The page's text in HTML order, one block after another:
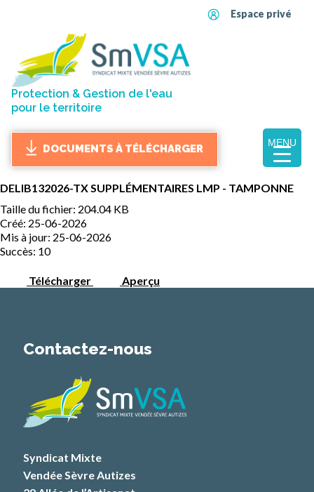
Espace privé
Protection & Gestion de l'eau
pour le territoire
DOCUMENTS À TÉLÉCHARGER
MENU
DELIB132026-TX SUPPLÉMENTAIRES LMP - TAMPONNE
Taille du fichier: 204.04 KB
Créé: 25-06-2026
Mis à jour: 25-06-2026
Succès: 10
Télécharger Aperçu
Contactez-nous
Syndicat Mixte
Vendée Sèvre Autizes